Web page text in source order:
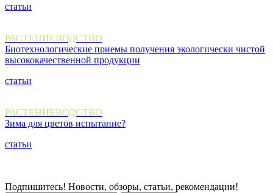
статьи
РАСТЕНИЕВОДСТВО
Биотехнологические приемы получения экологически чистой
высококачественной продукции
статьи
РАСТЕНИЕВОДСТВО
Зима для цветов испытание?
статьи
Подпишитесь! Новости, обзоры, статьи, рекомендации!